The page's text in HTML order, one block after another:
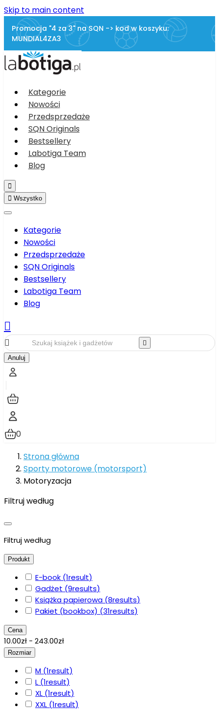
Skip to main content
Promocja "4 za 3" na SQN -> kod w koszyku:
MUNDIAL4ZA3
Kategorie
Nowości
Przedsprzedaże
SQN Originals
Bestsellery
Labotiga Team
Blog

 Wszystko
Kategorie
Nowości
Przedsprzedaże
SQN Originals
Bestsellery
Labotiga Team
Blog



Anuluj
0
Strona główna
Sporty motorowe (motorsport)
Motoryzacja
Filtruj według
Filtruj według
Produkt
E-book (1result)
Gadżet (9results)
Książka papierowa (8results)
Pakiet (bookbox) (31results)
Cena
10.00zł - 243.00zł
Rozmiar
M (1result)
L (1result)
XL (1result)
XXL (1result)